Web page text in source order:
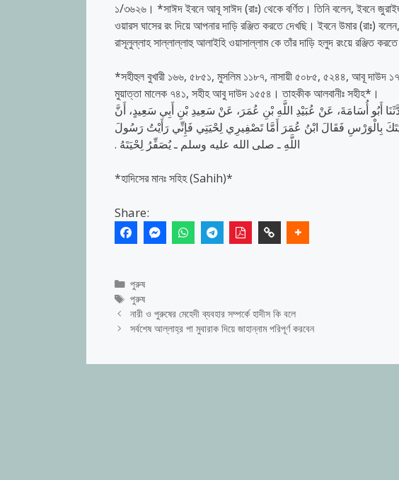
১/৩৬২৬। *সাঈদ ইবনে আবূ সাঈদ (রাঃ) থেকে বর্ণিত। তিনি বলেন, ইবনে
ওয়ারস ঘাসের রং দিয়ে আপনার দাড়ি রঞ্জিত করতে দেখছি। ইবনে উমার (রাঃ)
রাসূলুল্লাহ সাল্লাল্লাহু আলাইহি ওয়াসাল্লাম কে তাঁর দাড়ি হলুদ রংয়ে রঞ্জিত
*সহীহুল বুখারী ১৬৬, ৫৮৫১, মুসলিম ১১৮৭, নাসায়ী ৫০৮৫, ৫২৪৪, আবূ
মুয়াত্তা মালেক ৭৪১, সহীহ আবু দাউদ ১৫৫৪। তাহকীক আলবানীঃ সহীহ*।
أَبُو أُسَامَةَ، عَنْ عُبَيْدِ اللَّهِ بْنِ عُمَرَ، عَنْ سَعِيدِ بْنِ أَبِي سَعِيدٍ، أَنَّ
بِالْوَرْسِ فَقَالَ ابْنُ عُمَرَ أَمَّا تَصْفِيرِي لِحْيَتِي فَإِنِّي رَأَيْتُ رَسُولَ
اللَّهِ ـ صلى الله عليه وسلم ـ يُصَفِّرُ لِحْيَتَهُ ‏.‏
*হাদিসের মানঃ সহিহ (Sahih)*
Share:
Categories
পুরুষ
Tags
পুরুষ
নারী ও পুরুষের মেহেদী ব্যবহার সম্পর্কে হাদীস কি বলে
সর্বশেষ আল্লাহ্‌র পা মুবারাক দিয়ে জাহান্নাম পরিপূর্ণ করবেন